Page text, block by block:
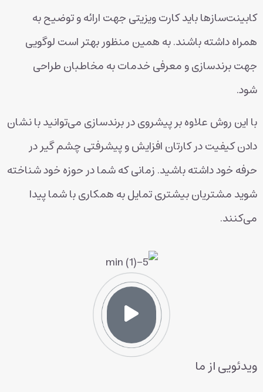
کابینت‌سازها باید کارت ویزیتی جهت ارائه و توضیح به
همراه داشته باشند. به همین منظور بهتر است لوگویی
جهت برندسازی و معرفی خدمات به مخاطبان طراحی
شود.
با این روش علاوه بر پیشروی در برندسازی می‌توانید با نشان
دادن کیفیت در کارتان افزایش و پیشرفتی چشم گیر در
حرفه‌ خود داشته باشید. زمانی که شما در حوزه خود شناخته
شوید مشتریان بیشتری تمایل به همکاری با شما پیدا
می‌کنند.
ویدئویی از ما